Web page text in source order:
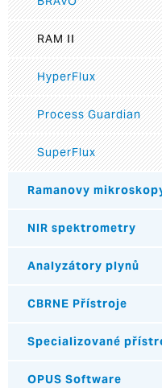
RAM II
HyperFlux
Process Guardian
SuperFlux
Ramanovy
NIR spektrometry
Analyzátory plynů
CBRNE Přístroje
Specializované
OPUS Software